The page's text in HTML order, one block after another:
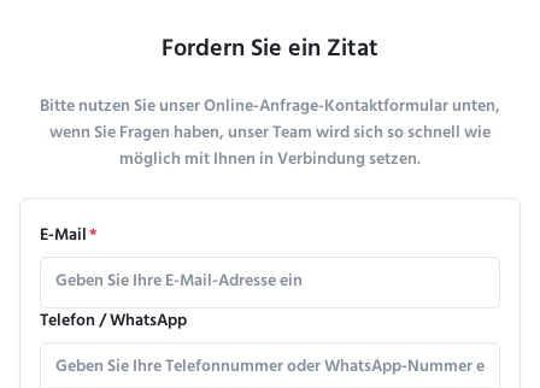
Fordern Sie ein Zitat
Bitte nutzen Sie unser Online-Anfrage-Kontaktformular unten,
wenn Sie Fragen haben, unser Team wird sich so schnell wie
möglich mit Ihnen in Verbindung setzen.
E-Mail*
Telefon / WhatsApp